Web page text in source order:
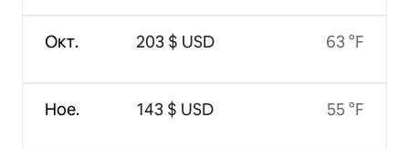
Окт.
Ное.
203 $ USD
143 $ USD
63 °F
55 °F